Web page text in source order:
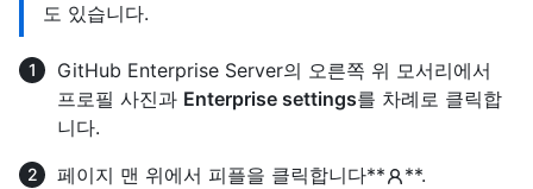
도 있습니다.
GitHub Enterprise Server의 오른쪽 위 모서리에서
프로필 사진과 Enterprise settings를 차례로 클릭합
니다.
페이지 맨 위에서 피플을 클릭합니다**
**.